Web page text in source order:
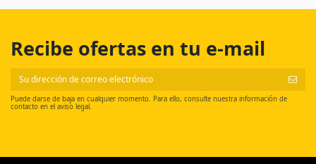
Recibe ofertas en tu e-mail
Puede darse de baja en cualquier momento. Para ello, consulte nuestra información de
contacto en el aviso legal.